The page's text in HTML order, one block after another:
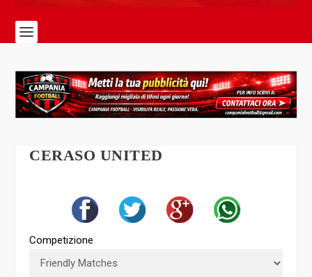
CERASO UNITED
Competizione